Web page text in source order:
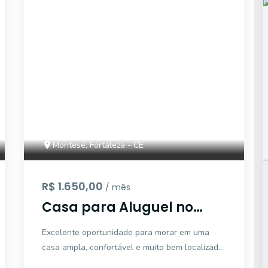
Montese, Fortaleza - CE
R$ 1.650,00 / mês
Casa para Aluguel no
Montese | 100 m² | 2
Quartos | 2 Banheiros |
Excelente Localização
Excelente oportunidade para morar em uma
casa ampla, confortável e muito bem localizada